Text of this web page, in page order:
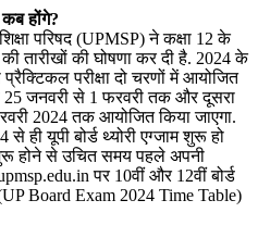
कब होंगे?
परिषद (UPMSP) ने कक्षा 12 के
की तारीखों की घोषणा कर दी है. 2024 के
प्रैक्टिकल परीक्षा दो चरणों में आयोजित
25 जनवरी से 1 फरवरी तक और दूसरा
2024 तक आयोजित किया जाएगा.
ही यूपी बोर्ड थ्योरी एग्जाम शुरू हो
शुरू होने से उचित समय पहले अपनी
पर 10वीं और 12वीं बोर्ड
(UP Board Exam 2024 Time Table)